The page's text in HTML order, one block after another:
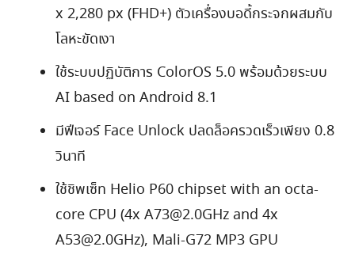
x 2,280 px (FHD+) ตัวเครื่องบอดี้กระจกผสมกับ
โลหะขัดเงา
ใช้ระบบปฏิบัติการ ColorOS 5.0 พร้อมด้วยระบบ
AI based on Android 8.1
มีฟีเจอร์ Face Unlock ปลดล็อครวดเร็วเพียง 0.8
วินาที
ใช้ชิพเซ็ท Helio P60 chipset with an octa-
core CPU (4x A73@2.0GHz and 4x
A53@2.0GHz), Mali-G72 MP3 GPU